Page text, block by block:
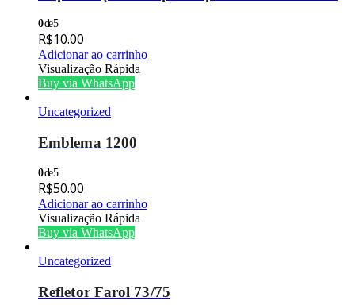
0de 5
R$10.00
Adicionar ao carrinho
Visualização Rápida
Buy via WhatsApp
Uncategorized
Emblema 1200
0de 5
R$50.00
Adicionar ao carrinho
Visualização Rápida
Buy via WhatsApp
Uncategorized
Refletor Farol 73/75